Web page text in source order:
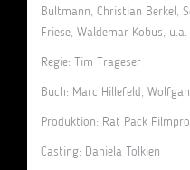
Bultmann, Christian Berkel,
Friese, Waldemar Kobus, u.a.
Regie: Tim Trageser
Buch: Marc Hillefeld ,
Produktion: Rat Pack
Casting: Daniela Tolkien